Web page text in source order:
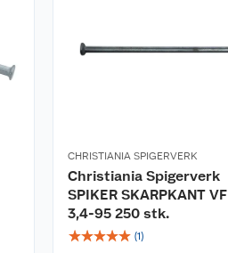
CHRISTIANIA SPIGERVERK
Christiania Spigerverk
SPIKER SKARPKANT VF
3,4-95 250 stk.
☆☆☆☆☆ (1)